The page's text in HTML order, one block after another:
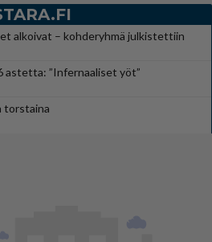
alkoivat – kohderyhmä julkistettiin
astetta: ”Infernaaliset yöt”
torstaina